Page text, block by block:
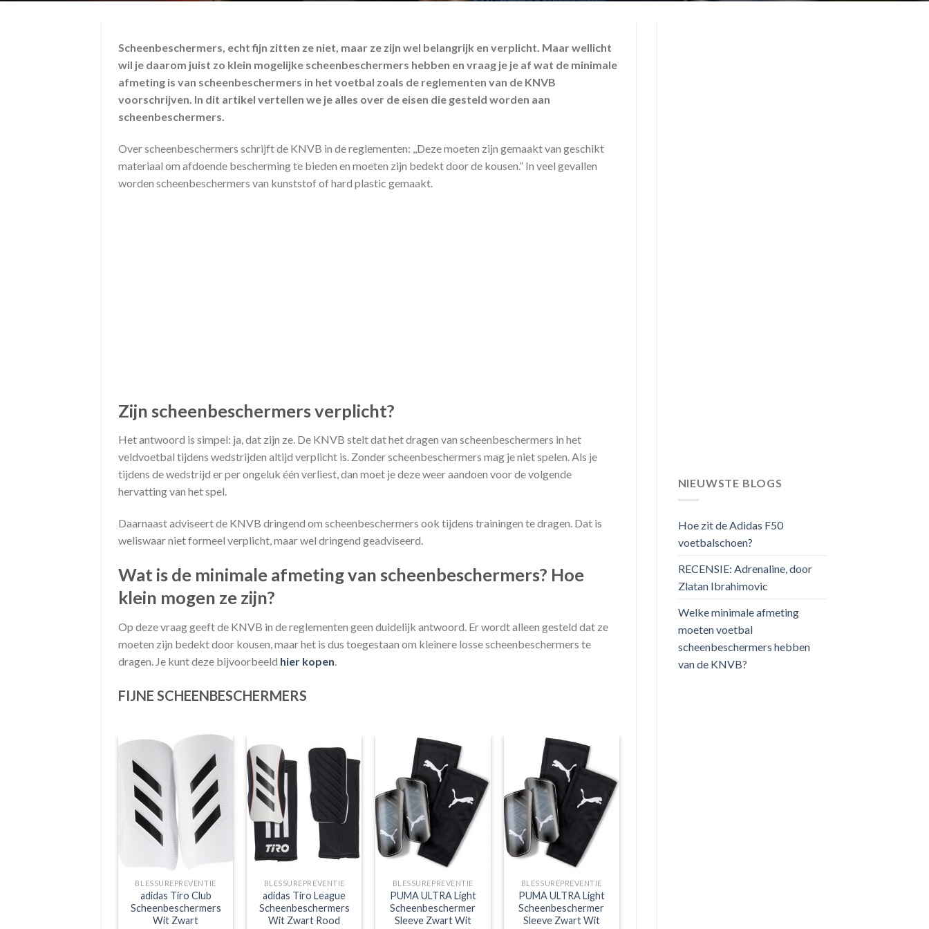
Scheenbeschermers, echt fijn zitten ze niet, maar ze zijn wel belangrijk en verplicht. Maar wellicht
wil je daarom juist zo klein mogelijke scheenbeschermers hebben en vraag je je af wat de minimale
afmeting is van scheenbeschermers in het voetbal zoals de reglementen van de KNVB
voorschrijven. In dit artikel vertellen we je alles over de eisen die gesteld worden aan
scheenbeschermers.
Over scheenbeschermers schrijft de KNVB in de reglementen: ,,Deze moeten zijn gemaakt van geschikt
materiaal om afdoende bescherming te bieden en moeten zijn bedekt door de kousen.” In veel gevallen
worden scheenbeschermers van kunststof of hard plastic gemaakt.
Zijn scheenbeschermers verplicht?
Het antwoord is simpel: ja, dat zijn ze. De KNVB stelt dat het dragen van scheenbeschermers in het
veldvoetbal tijdens wedstrijden altijd verplicht is. Zonder scheenbeschermers mag je niet spelen. Als je
tijdens de wedstrijd er per ongeluk één verliest, dan moet je deze weer aandoen voor de volgende
hervatting van het spel.
Daarnaast adviseert de KNVB dringend om scheenbeschermers ook tijdens trainingen te dragen. Dat is
weliswaar niet formeel verplicht, maar wel dringend geadviseerd.
Wat is de minimale afmeting van scheenbeschermers? Hoe
klein mogen ze zijn?
Op deze vraag geeft de KNVB in de reglementen geen duidelijk antwoord. Er wordt alleen gesteld dat ze
moeten zijn bedekt door kousen, maar het is dus toegestaan om kleinere losse scheenbeschermers te
dragen. Je kunt deze bijvoorbeeld hier kopen
FIJNE SCHEENBESCHERMERS
BLESSUREPREVENTIE
adidas Tiro Club
Scheenbeschermers
Wit Zwart
BLESSUREPREVENTIE
adidas Tiro League
Scheenbeschermers
Wit Zwart Rood
BLESSUREPREVENTIE
PUMA ULTRA Light
Scheenbeschermer
Sleeve Zwart Wit
BLESSUREPREVENTIE
PUMA ULTRA Light
Scheenbeschermer
Sleeve Zwart Wit
NIEUWSTE BLOGS
Hoe zit de Adidas F50
voetbalschoen?
RECENSIE: Adrenaline, door
Zlatan Ibrahimovic
Welke minimale afmeting
moeten voetbal
scheenbeschermers hebben
van de KNVB?